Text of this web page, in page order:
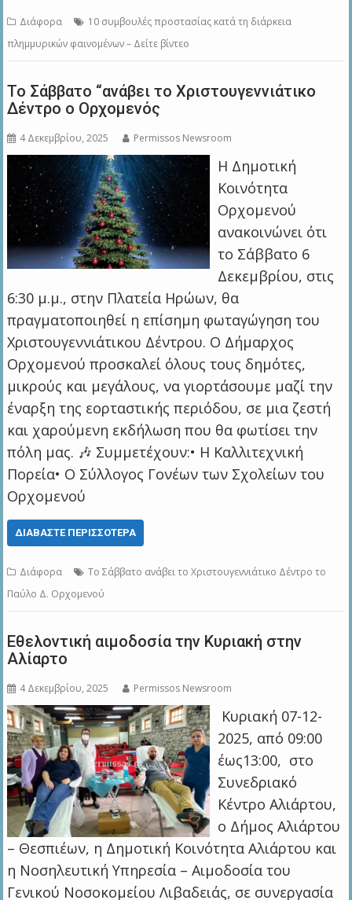
Διάφορα
10 συμβουλές προστασίας κατά τη διάρκεια
πλημμυρικών φαινομένων – Δείτε βίντεο
To Σάββατο “ανάβει το Χριστουγεννιάτικο
Δέντρο ο Ορχομενός
4 Δεκεμβρίου, 2025 Permissos Newsroom
Η Δημοτική
Κοινότητα
Ορχομενού
ανακοινώνει ότι
το Σάββατο 6
Δεκεμβρίου, στις
6:30 μ.μ., στην Πλατεία Ηρώων, θα
πραγματοποιηθεί η επίσημη φωταγώγηση του
Χριστουγεννιάτικου Δέντρου. Ο Δήμαρχος
Ορχομενού προσκαλεί όλους τους δημότες,
μικρούς και μεγάλους, να γιορτάσουμε μαζί την
έναρξη της εορταστικής περιόδου, σε μια ζεστή
και χαρούμενη εκδήλωση που θα φωτίσει την
πόλη μας. 🎶 Συμμετέχουν:• Η Καλλιτεχνική
Πορεία• Ο Σύλλογος Γονέων των Σχολείων του
Ορχομενού
ΔΙΑΒΆΣΤΕ ΠΕΡΙΣΣΌΤΕΡΑ
Διάφορα
To Σάββατο ανάβει το Χριστουγεννιάτικο Δέντρο το
Παύλο Δ. Ορχομενού
Εθελοντική αιμοδοσία την Κυριακή στην
Αλίαρτο
4 Δεκεμβρίου, 2025 Permissos Newsroom
Κυριακή 07-12-
2025, από 09:00
έως13:00, στο
Συνεδριακό
Κέντρο Αλιάρτου,
ο Δήμος Αλιάρτου
– Θεσπιέων, η Δημοτική Κοινότητα Αλιάρτου και
η Νοσηλευτική Υπηρεσία – Αιμοδοσία του
Γενικού Νοσοκομείου Λιβαδειάς, σε συνεργασία